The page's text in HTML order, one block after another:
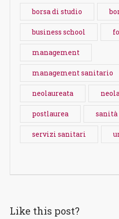
borsa di studio
business school
management
management sanitario
neolaureata
postlaurea sanità
servizi sanitari
Like this post?